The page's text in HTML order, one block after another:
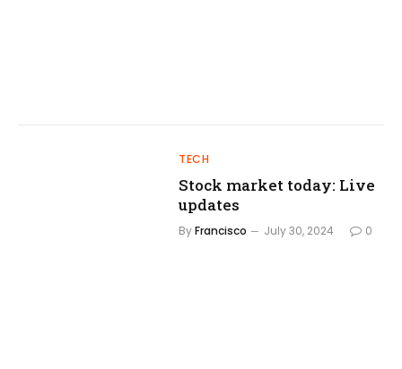
TECH
Stock market today: Live
updates
ByFrancisco July 30, 2024 0